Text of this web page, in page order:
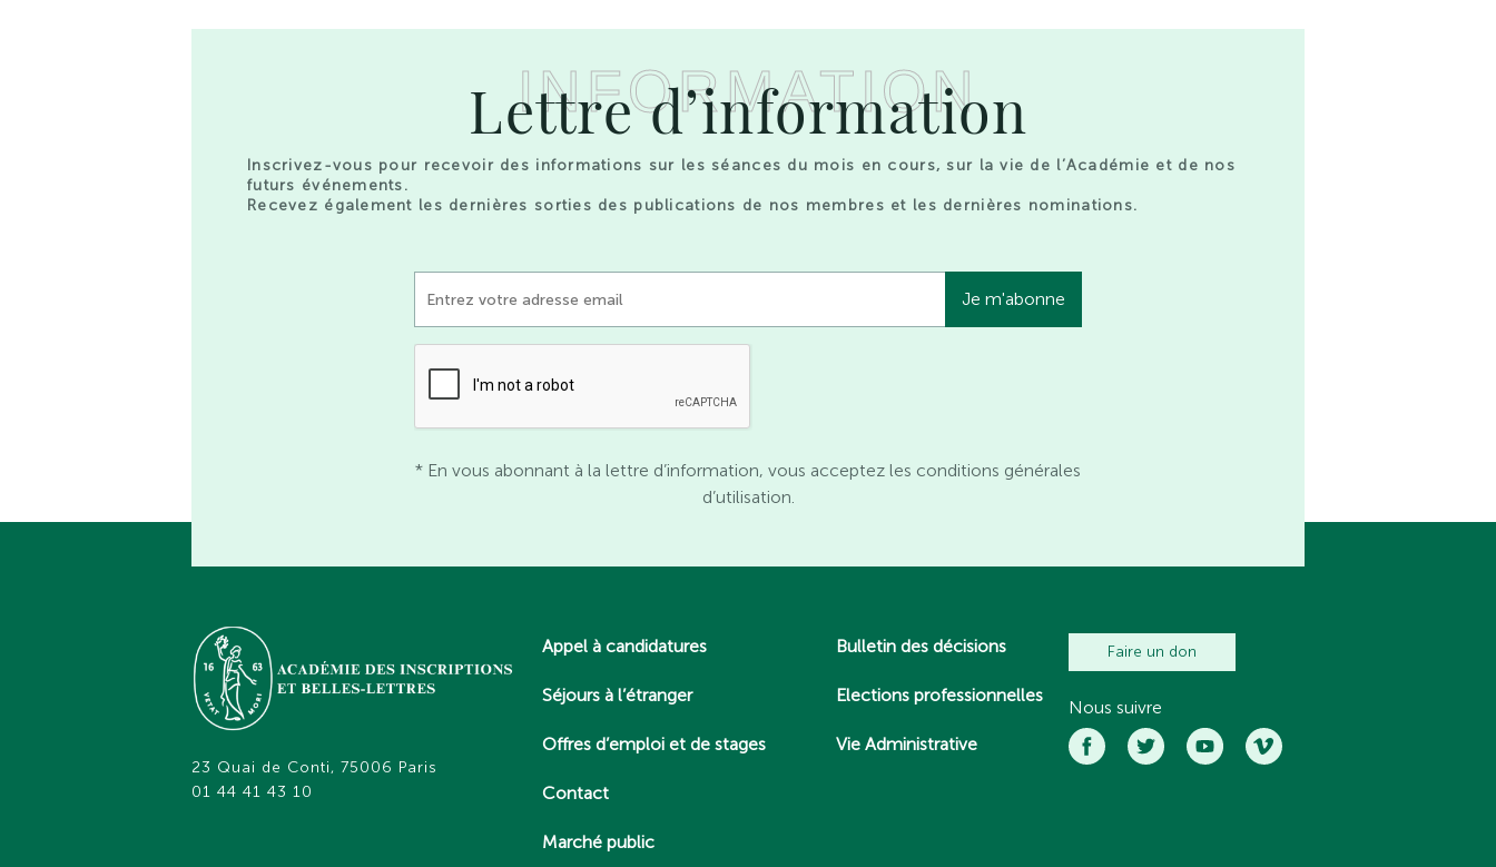
INFORMATION
Lettre d’information
Inscrivez-vous pour recevoir des informations sur les séances du mois en cours, sur la vie de l’Académie et de nos
futurs événements.
Recevez également les dernières sorties des publications de nos membres et les dernières nominations.
* En vous abonnant à la lettre d’information, vous acceptez les conditions générales
d’utilisation.
23 Quai de Conti, 75006 Paris
01 44 41 43 10
Appel à candidatures
Séjours à l’étranger
Offres d’emploi et de stages
Contact
Marché public
Bulletin des décisions
Elections professionnelles
Vie Administrative
Faire un don
Nous suivre